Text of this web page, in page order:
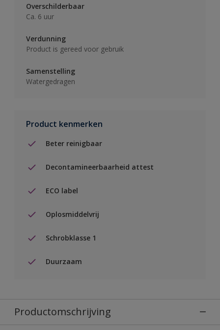
Overschilderbaar
Ca. 6 uur
Verdunning
Product is gereed voor gebruik
Samenstelling
Watergedragen
Product kenmerken
Beter reinigbaar
Decontamineerbaarheid attest
ECO label
Oplosmiddelvrij
Schrobklasse 1
Duurzaam
Productomschrijving